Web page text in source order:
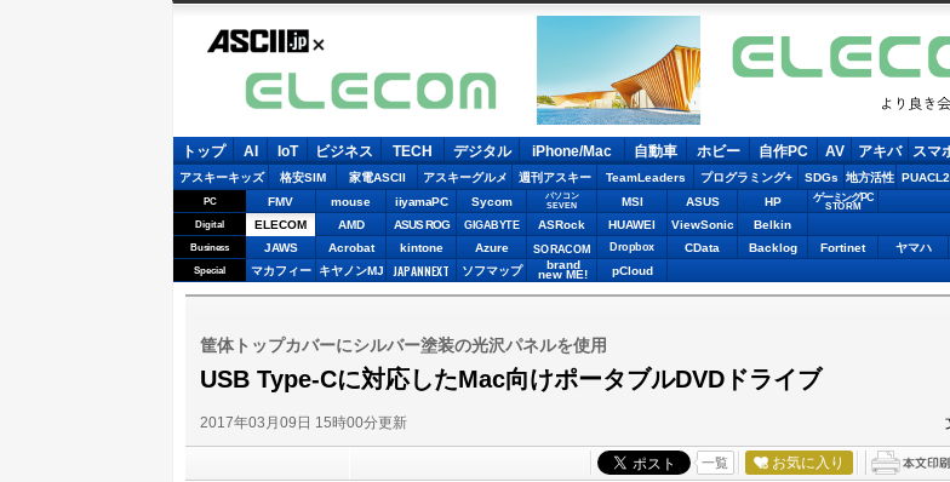
ASCII.jp
ELECOM
トップ AI IoT ビジネス TECH デジタル iPhone/Mac 自動車 ホビー 自作PC AV アキバ スマ
アスキーキッズ 格安SIM 家電ASCII アスキーグルメ 週刊アスキー TeamLeaders プログラミング+ SDGs 地方活性
PC FMV mouse iiyamaPC Sycom
パソコン
SEVEN
MSI ASUS HP ゲーミングPC
STORM
Digital ELECOM AMD ASUS ROG GIGABYTE ASRock HUAWEI ViewSonic Belkin
Business JAWS Acrobat kintone Azure SORACOM Dropbox CData Backlog Fortinet ヤマハ
Special マカフィー キヤノンMJ JAPANNEXT ソフマップ brand
new ME! pCloud
筐体トップカバーにシルバー塗装の光沢パネルを使用
USB Type-Cに対応したMac向けポータブルDVDドライブ
2017年03月09日 15時00分更新
一覧 お気に入り